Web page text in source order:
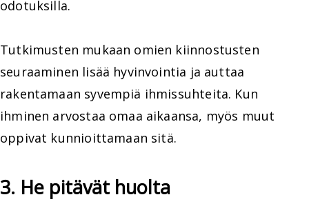
odotuksilla.
Tutkimusten mukaan omien kiinnostusten
seuraaminen lisää hyvinvointia ja auttaa
rakentamaan syvempiä ihmissuhteita. Kun
ihminen arvostaa omaa aikaansa, myös muut
oppivat kunnioittamaan sitä.
3. He pitävät huolta